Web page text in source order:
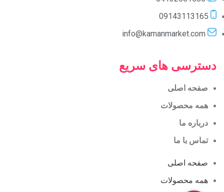
09143113165
info@kamanmarket.com
دسترسی های سریع
صفحه اصلی
همه محصولات
درباره ما
تماس با ما
صفحه اصلی
همه محصولات